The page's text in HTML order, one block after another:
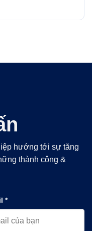
hướng tới sự tăng
thành công &
*